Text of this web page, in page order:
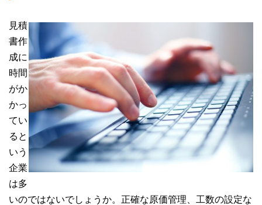
見積
書作
成に
時間
がか
かっ
てい
ると
いう
企業
は多
いのではないでしょうか。正確な原価管理、工数の設定な